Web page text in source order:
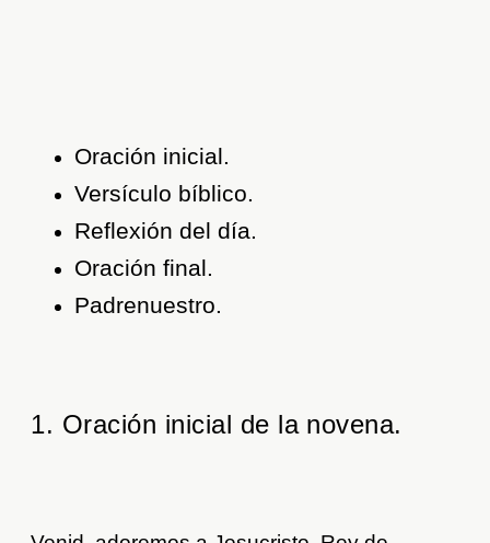
Oración inicial.
Versículo bíblico.
Reflexión del día.
Oración final.
Padrenuestro.
1. Oración inicial de la novena.